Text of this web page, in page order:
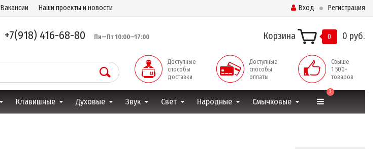
Вакансии Наши проекты и новости Вход Регистрация
+7(918) 416-68-80 Пн—Пт 10:00—17:00 Корзина 0 0 руб.
Доступные
способы
доставки
Доступные
способы
оплаты
Свыше
1 500+
товаров
Клавишные Духовые Звук Свет Народные Смычковые
3